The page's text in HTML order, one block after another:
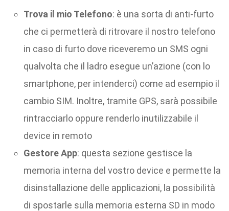
Trova il mio Telefono: è una sorta di anti-furto
che ci permetterà di ritrovare il nostro telefono
in caso di furto dove riceveremo un SMS ogni
qualvolta che il ladro esegue un’azione (con lo
smartphone, per intenderci) come ad esempio il
cambio SIM. Inoltre, tramite GPS, sarà possibile
rintracciarlo oppure renderlo inutilizzabile il
device in remoto
Gestore App: questa sezione gestisce la
memoria interna del vostro device e permette la
disinstallazione delle applicazioni, la possibilità
di spostarle sulla memoria esterna SD in modo